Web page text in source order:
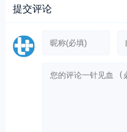
提交评论